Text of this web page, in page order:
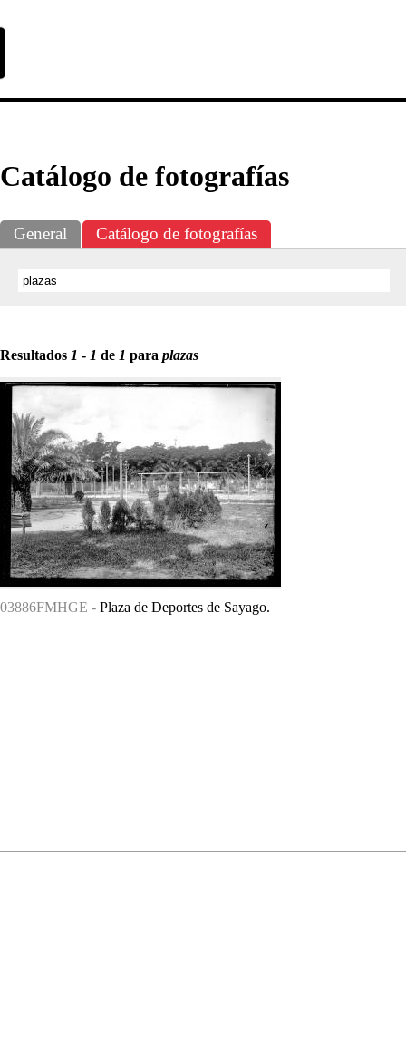
Catálogo de fotografías
General Catálogo de fotografías
Resultados 1 - 1 de 1 para plazas
03886FMHGE - Plaza de Deportes de Sayago.